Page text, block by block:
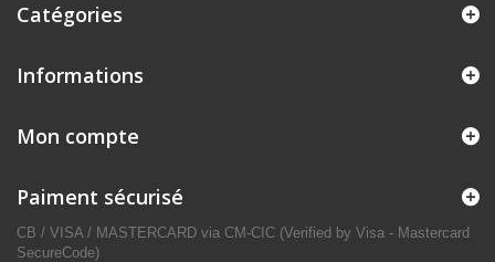
Catégories
Informations
Mon compte
Paiment sécurisé
CB / VISA / MASTERCARD via CM-CIC (Verified by Visa - Mastercard
SecureCode)